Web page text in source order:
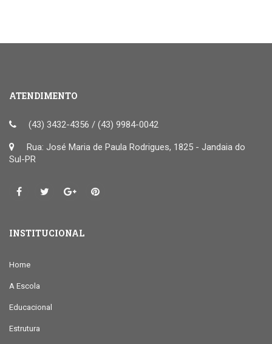
ATENDIMENTO
(43) 3432-4356 / (43) 9984-0042
Rua: José Maria de Paula Rodrigues, 1825 - Jandaia do
Sul-PR
INSTITUCIONAL
Home
A Escola
Educacional
Estrutura